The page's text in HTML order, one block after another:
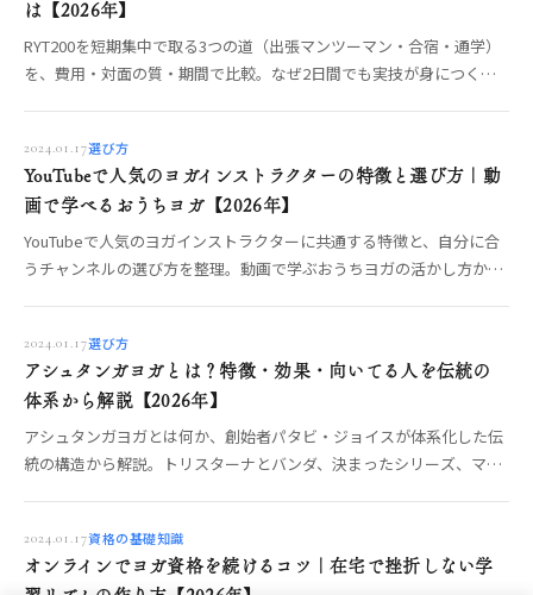
は【2026年】
RYT200を短期集中で取る3つの道（出張マンツーマン・合宿・通学）
を、費用・対面の質・期間で比較。なぜ2日間でも実技が身につくの
2024.01.17選び方
YouTubeで人気のヨガインストラクターの特徴と選び方｜動
画で学べるおうちヨガ【2026年】
YouTubeで人気のヨガインストラクターに共通する特徴と、自分に合
うチャンネルの選び方を整理。動画で学ぶおうちヨガの活かし方か
2024.01.17選び方
アシュタンガヨガとは？特徴・効果・向いてる人を伝統の
体系から解説【2026年】
アシュタンガヨガとは何か、創始者パタビ・ジョイスが体系化した伝
統の構造から解説。トリスターナとバンダ、決まったシリーズ、マイ
2024.01.17資格の基礎知識
オンラインでヨガ資格を続けるコツ｜在宅で挫折しない学